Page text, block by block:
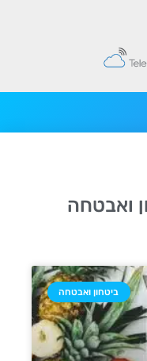
ביטחון ואבטחה